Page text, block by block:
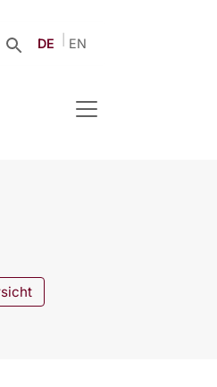
DE EN